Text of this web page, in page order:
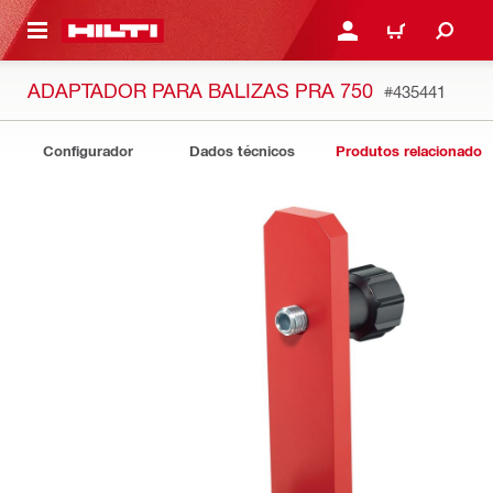
CONTENT ENTRAR OU REGISTAR
CARRINHO
ADAPTADOR PARA BALIZAS PRA 750 #435441
Configurador Dados técnicos Produtos relacionados